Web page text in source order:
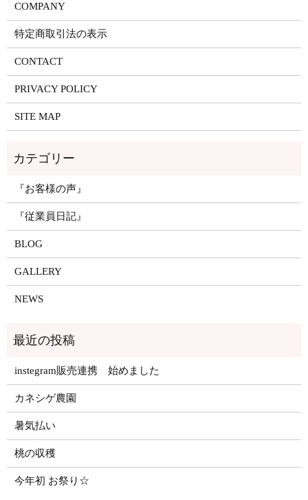
COMPANY
特定商取引法の表示
CONTACT
PRIVACY POLICY
SITE MAP
『お客様の声』
『従業員日記』
BLOG
GALLERY
NEWS
instegram販売連携 始めました
カネシゲ農園
暑気払い
桃の収穫
今年初 お祭り☆